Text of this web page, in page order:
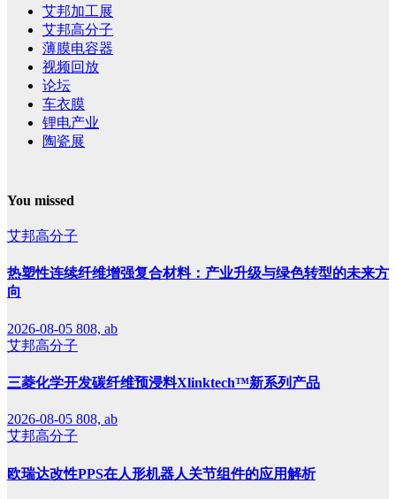
艾邦加工展
艾邦高分子
薄膜电容器
视频回放
论坛
车衣膜
锂电产业
陶瓷展
You missed
艾邦高分子
热塑性连续纤维增强复合材料：产业升级与绿色转型的未来方
向
2026-08-05 808, ab
艾邦高分子
三菱化学开发碳纤维预浸料Xlinktech™新系列产品
2026-08-05 808, ab
艾邦高分子
欧瑞达改性PPS在人形机器人关节组件的应用解析